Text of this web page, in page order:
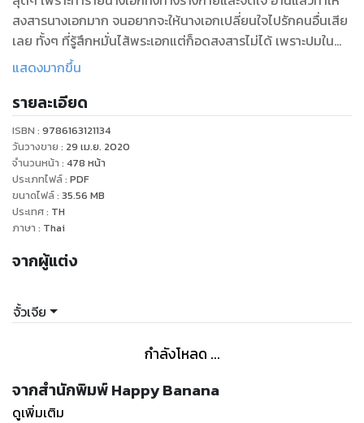
สงสารนางเอกมาก จนอยากจะให้นางเอกเปลี่ยนใจไปรักคนอื่นเสีย
เลย ทั้งๆ ที่รู้สึกหมั่นไส้พระเอกแต่ก็อดสงสารไม่ได้ เพราะปมใน
อดีตทำให้เขาเป็นคนที่ร้ายกาจได้ขนาดนี้ มาร่วมลุ้นกันดีกว่าค่ะ ว่า
แสดงมากขึ้น
รายละเอียด
ISBN : 9786163121134
วันวางขาย : 29 เม.ย. 2020
จำนวนหน้า : 478 หน้า
ประเภทไฟล์: PDF
ขนาดไฟล์: 35.56 MB
ประเทศ: TH
ภาษา : Thai
จากผู้แต่ง
จั้วเจีย
กำลังโหลด ...
จากสำนักพิมพ์ Happy Banana
ดูเพิ่มเติม